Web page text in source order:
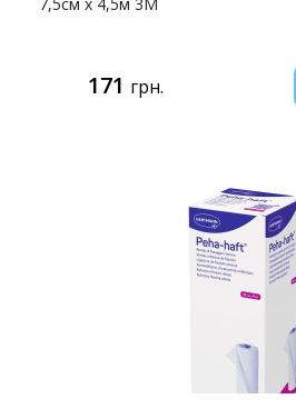
171 грн.